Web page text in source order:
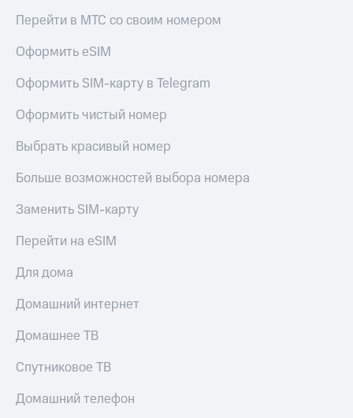
Музыка
КИОН
Строки
Live
Гудок
Мой
приложения
Инвестиции
Получайте
онлайн
Страхование
Покупка
полисов
онлайн
на связь
С картой
Деньги
Накопления
Откладывайте
и получайте
доход 15%
Акции
Условия
пополнения
Скидка
30%
на связь
Тарифы
RED,
РИИЛ
и МТС Супер
дешевле
при оплате
МТС Деньги
Перейти в МТС со своим номером
Оформить eSIM
Оформить SIM-карту в Telegram
Оформить чистый номер
Выбрать красивый номер
Больше возможностей выбора номера
Заменить SIM-карту
Перейти на eSIM
Для дома
Домашний интернет
Домашнее ТВ
Спутниковое ТВ
Домашний телефон